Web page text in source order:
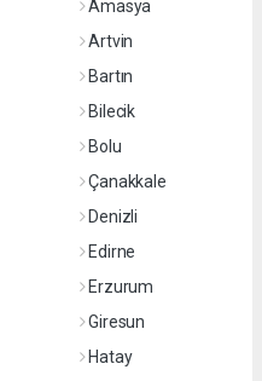
Amasya
Artvin
Bartın
Bilecik
Bolu
Çanakkale
Denizli
Edirne
Erzurum
Giresun
Hatay